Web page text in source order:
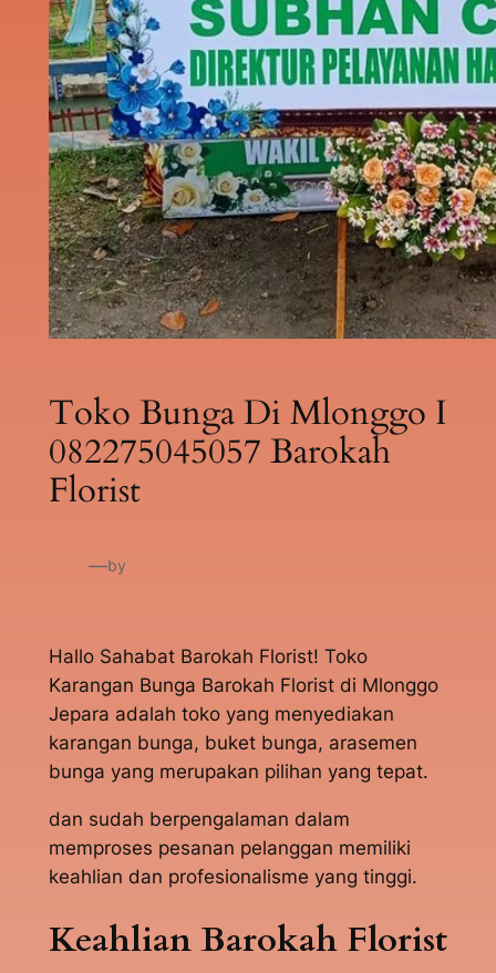
Toko Bunga Di Mlonggo I
082275045057 Barokah
Florist
—by
Hallo Sahabat Barokah Florist! Toko
Karangan Bunga Barokah Florist di Mlonggo
Jepara adalah toko yang menyediakan
karangan bunga, buket bunga, arasemen
bunga yang merupakan pilihan yang tepat.
dan sudah berpengalaman dalam
memproses pesanan pelanggan memiliki
keahlian dan profesionalisme yang tinggi.
Keahlian Barokah Florist